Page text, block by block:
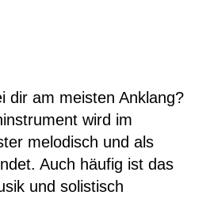
dir am meisten Anklang?
wird im
melodisch und als
Auch häufig ist das
und solistisch